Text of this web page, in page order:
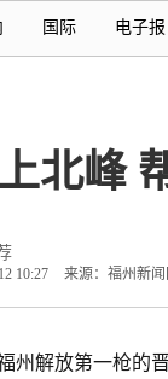
国际 电子报
北峰
10:27 来源：福州新闻
州解放第一枪的